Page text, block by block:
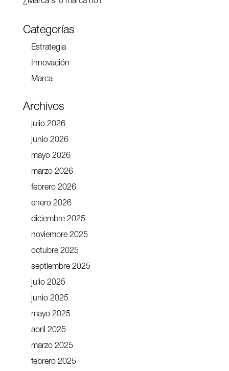
Categorías
Estrategia
Innovación
Marca
Archivos
julio 2026
junio 2026
mayo 2026
marzo 2026
febrero 2026
enero 2026
diciembre 2025
noviembre 2025
octubre 2025
septiembre 2025
julio 2025
junio 2025
mayo 2025
abril 2025
marzo 2025
febrero 2025